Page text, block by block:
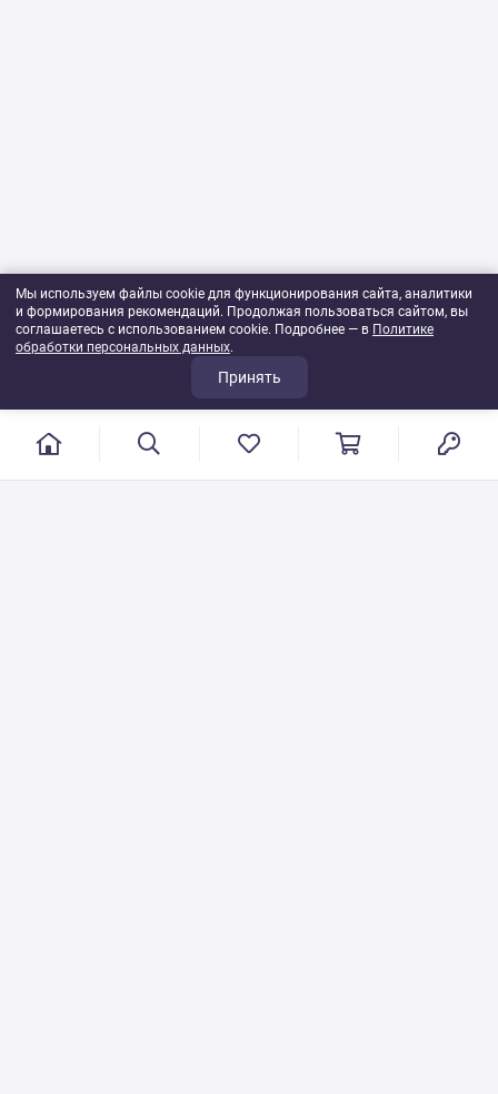
Мы используем файлы cookie для функционирования сайта, аналитики
и формирования рекомендаций. Продолжая пользоваться сайтом, вы
соглашаетесь с использованием cookie. Подробнее — в Политике
обработки персональных данных.
Принять